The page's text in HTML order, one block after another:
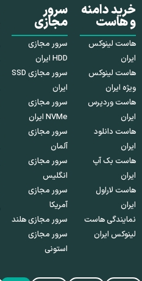
خرید دامنه
و هاست
هاست لینوکس
ایران
هاست لینوکس
ویژه ایران
هاست وردپرس
ایران
هاست دانلود
ایران
هاست بک آپ
ایران
هاست لاراول
ایران
نمایندگی هاست
لینوکس ایران
سرور
مجازی
سرور مجازی
HDD ایران
سرور مجازی SSD
ایران
سرور مجازی
NVMe ایران
سرور مجازی
آلمان
سرور مجازی
انگلیس
سرور مجازی
آمریکا
سرور مجازی هلند
سرور مجازی
استونی